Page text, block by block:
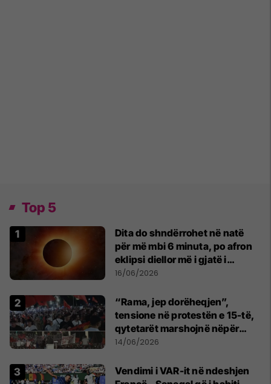
Top 5
Dita do shndërrohet në natë
për më mbi 6 minuta, po afron
eklipsi diellor më i gjatë i
shekullit të 21-të
16/06/2026
“Rama, jep dorëheqjen”,
tensione në protestën e 15-të,
qytetarët marshojnë nëpër
kryeqytet
14/06/2026
Vendimi i VAR-it në ndeshjen